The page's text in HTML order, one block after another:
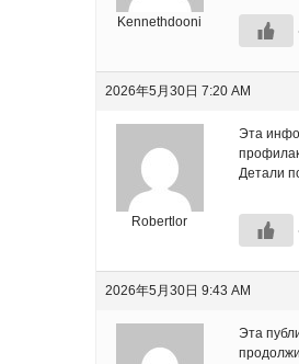
Kennethdooni
2026年5月30日 7:20 AM
Robertlor
Эта
Детали
2026年5月30日 9:43 AM
Эта